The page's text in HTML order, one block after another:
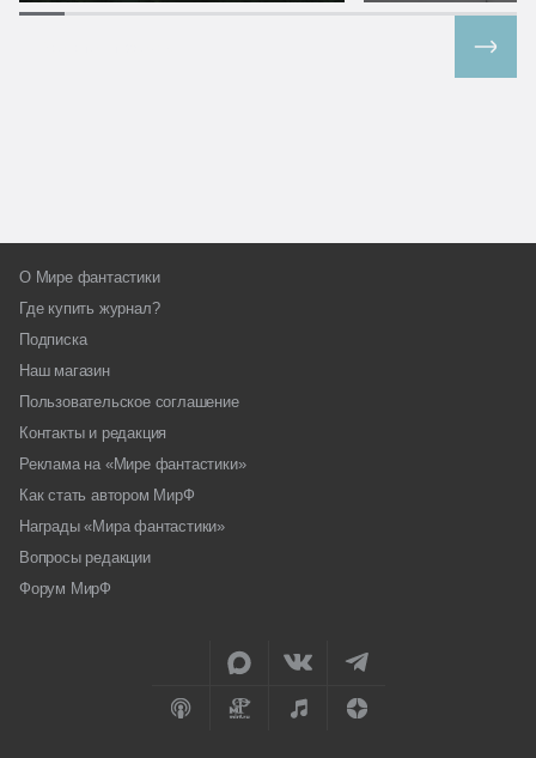
О Мире фантастики
Где купить журнал?
Подписка
Наш магазин
Пользовательское соглашение
Контакты и редакция
Реклама на «Мире фантастики»
Как стать автором МирФ
Награды «Мира фантастики»
Вопросы редакции
Форум МирФ